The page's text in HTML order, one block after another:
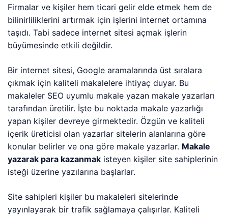
Firmalar ve kişiler hem ticari gelir elde etmek hem de
bilinirliliklerini artırmak için işlerini internet ortamına
taşıdı. Tabi sadece internet sitesi açmak işlerin
büyümesinde etkili değildir.
Bir internet sitesi, Google aramalarında üst sıralara
çıkmak için kaliteli makalelere ihtiyaç duyar. Bu
makaleler SEO uyumlu makale yazan makale yazarları
tarafından üretilir. İşte bu noktada makale yazarlığı
yapan kişiler devreye girmektedir. Özgün ve kaliteli
içerik üreticisi olan yazarlar sitelerin alanlarına göre
konular belirler ve ona göre makale yazarlar. Makale
yazarak para kazanmak isteyen kişiler site sahiplerinin
isteği üzerine yazılarına başlarlar.
Site sahipleri kişiler bu makaleleri sitelerinde
yayınlayarak bir trafik sağlamaya çalışırlar. Kaliteli